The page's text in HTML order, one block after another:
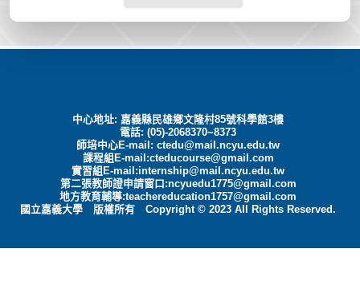
中心地址: 嘉義縣民雄鄉文隆村85號科學館3樓
電話: (05)-2068370~8373
師培中心E-mail:ctedu@mail.ncyu.edu.tw
課程組E-mail:cteducourse@gmail.com
實習組E-mail:internship@mail.ncyu.edu.tw
第二張教師證申請窗口:ncyuedu1775@gmail.com
地方教育輔導:teachereducation1757@gmail.com
國立嘉義大學 版權所有 Copyright © 2023 All Rights Reserved.